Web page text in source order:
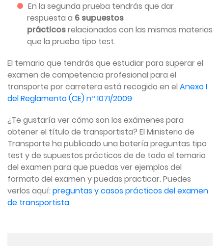
En la segunda prueba tendrás que dar
respuesta a 6 supuestos
prácticosrelacionados con las mismas materias
que la prueba tipo test.
El temario que tendrás que estudiar para superar el
examen de competencia profesional para el
transporte por carretera está recogido en el Anexo I
del Reglamento (CE) nº 1071/2009
¿Te gustaría ver cómo son los exámenes para
obtener el título de transportista? El Ministerio de
Transporte ha publicado una batería preguntas tipo
test y de supuestos prácticos de de todo el temario
del examen para que puedas ver ejemplos del
formato del examen y puedas practicar. Puedes
verlos aquí: preguntas y casos prácticos del examen
de transportista.